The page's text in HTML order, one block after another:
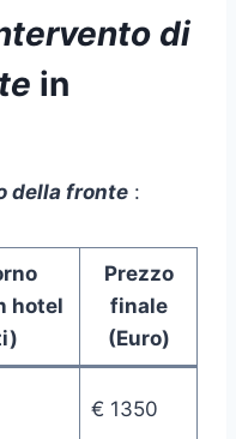
di
in
della fronte :
hotel
Prezzo
finale
(Euro)
€ 1350